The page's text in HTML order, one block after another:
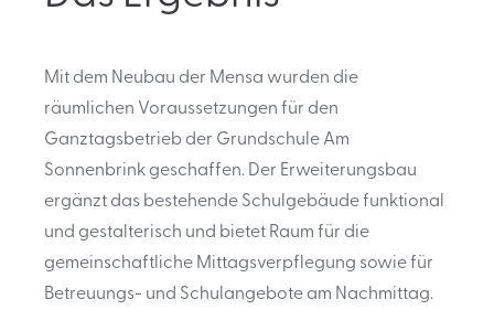
Mit dem Neubau der Mensa wurden die
räumlichen Voraussetzungen für den
Ganztagsbetrieb der Grundschule Am
Sonnenbrink geschaffen. Der Erweiterungsbau
ergänzt das bestehende Schulgebäude funktional
und gestalterisch und bietet Raum für die
gemeinschaftliche Mittagsverpflegung sowie für
Betreuungs- und Schulangebote am Nachmittag.